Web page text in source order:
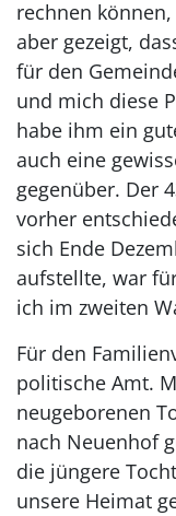
rechnen
aber gezeigt,
für den
und mich diese
habe ihm ein
auch eine
gegenüber. Der
vorher
sich Ende
aufstellte, war
ich im zweiten
Für den
politische Amt.
neugeborenen
nach Neuenhof
die jüngere
unsere Heimat